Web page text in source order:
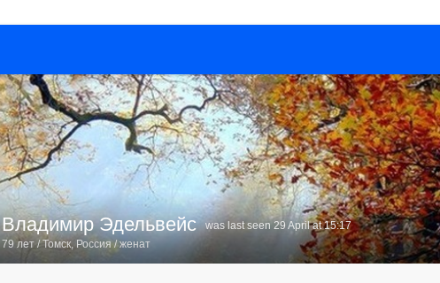
Владимир Эдельвейс
was last seen 29 April at 15:17
79 лет/Томск, Россия/ женат